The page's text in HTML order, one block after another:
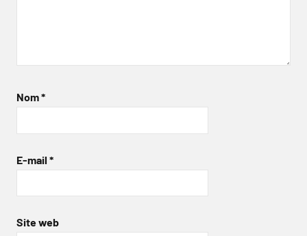
Nom*
E-mail *
Site web